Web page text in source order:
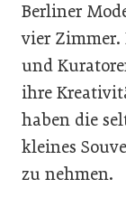
Berliner
vier Zimmer.
und
ihre
haben die
kleines
zu nehmen.